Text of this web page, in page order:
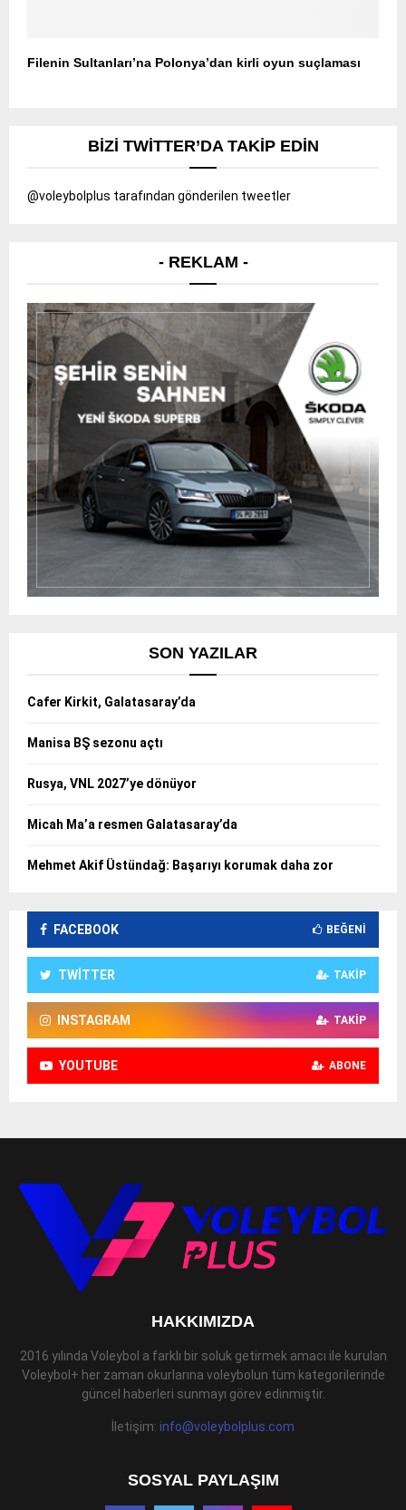
Filenin Sultanları’na Polonya’dan kirli oyun suçlaması
BIZI TWITTER’DA TAKIP EDIN
@voleybolplus tarafından gönderilen tweetler
- REKLAM -
SON YAZILAR
Cafer Kirkit, Galatasaray’da
Manisa BŞ sezonu açtı
Rusya, VNL 2027’ye dönüyor
Micah Ma’a resmen Galatasaray’da
Mehmet Akif Üstündağ: Başarıyı korumak daha zor
FACEBOOK BEĞENI
TWITTER TAKIP
INSTAGRAM TAKIP
YOUTUBE ABONE
HAKKIMIZDA
2016 yılında Voleybol a farklı bir soluk getirmek amacı ile kurulan
Voleybol+ her zaman okurlarına voleybolun tüm kategorilerinde
güncel haberleri sunmayı görev edinmiştir.
İletişim: info@voleybolplus.com
SOSYAL PAYLAŞIM